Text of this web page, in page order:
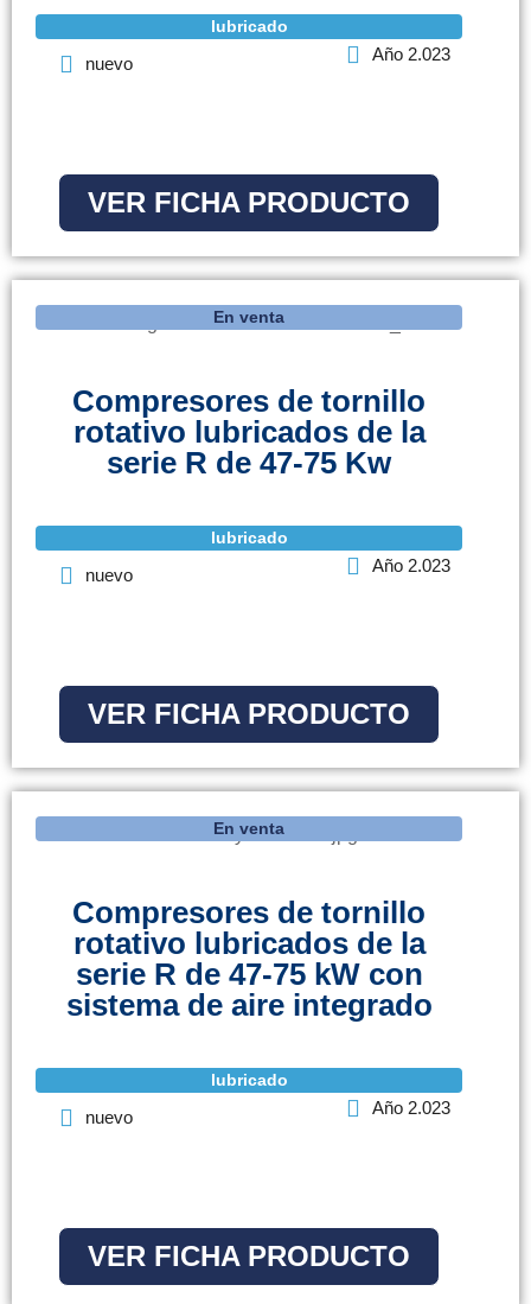
lubricado
nuevo Año 2.023
VER FICHA PRODUCTO
En venta
Compresores de tornillo
rotativo lubricados de la
serie R de 47-75 Kw
lubricado
nuevo Año 2.023
VER FICHA PRODUCTO
En venta
Compresores de tornillo
rotativo lubricados de la
serie R de 47-75 kW con
sistema de aire integrado
lubricado
nuevo Año 2.023
VER FICHA PRODUCTO